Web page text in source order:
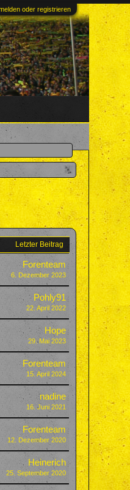
oder registrieren
Letzter Beitrag
Forenteam
6. Dezember 2023
Pohly91
22. April 2022
Hope
29. Mai 2023
Forenteam
15. April 2024
nadine
16. Juni 2021
Forenteam
12. Dezember 2020
Heinerich
25. September 2020